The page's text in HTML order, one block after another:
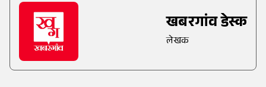
खबरगांव डेस्क
लेखक